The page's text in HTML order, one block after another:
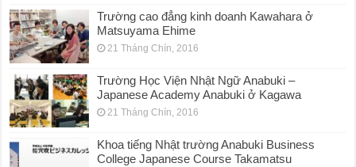
Trường cao đẳng kinh doanh Kawahara ở
Matsuyama Ehime
21 Tháng Chín, 2016
Trường Học Viện Nhật Ngữ Anabuki –
Japanese Academy Anabuki ở Kagawa
21 Tháng Chín, 2016
Khoa tiếng Nhật trường Anabuki Business
College Japanese Course Takamatsu